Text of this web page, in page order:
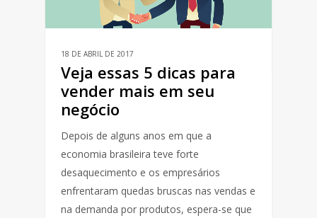
18 DE ABRIL DE 2017
Veja essas 5 dicas para
vender mais em seu
negócio
Depois de alguns anos em que a
economia brasileira teve forte
desaquecimento e os empresários
enfrentaram quedas bruscas nas vendas e
na demanda por produtos, espera-se que